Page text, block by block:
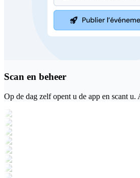
Scan en beheer
Op de dag zelf opent u de app en scant u.